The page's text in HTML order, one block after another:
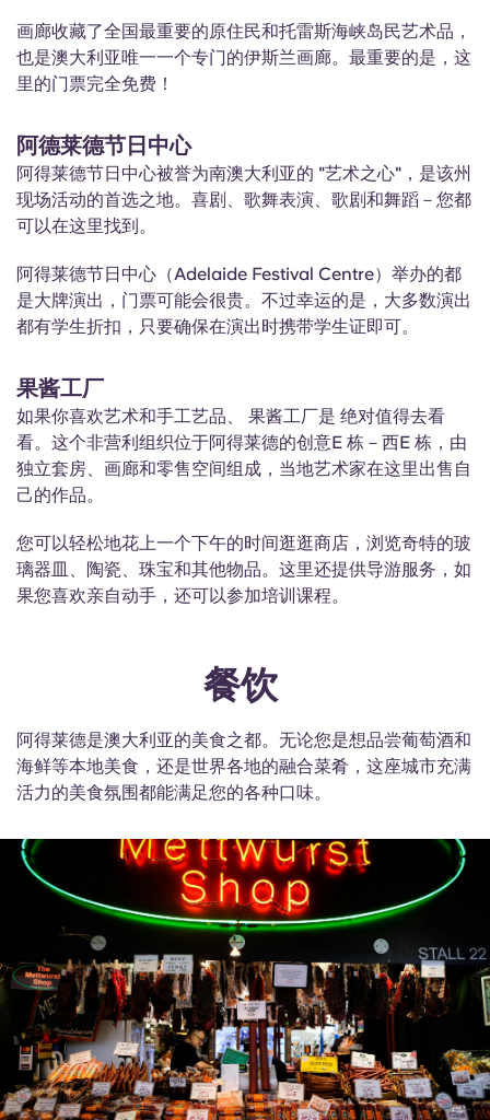
画廊收藏了全国最重要的原住民和托雷斯海峡岛民艺术品，
也是澳大利亚唯一一个专门的伊斯兰画廊。最重要的是，这
里的门票完全免费！
阿德莱德节日中心
阿得莱德节日中心被誉为南澳大利亚的 "艺术之心"，是该州
现场活动的首选之地。喜剧、歌舞表演、歌剧和舞蹈－您都
可以在这里找到。
阿得莱德节日中心（Adelaide Festival Centre）举办的都
是大牌演出，门票可能会很贵。不过幸运的是，大多数演出
都有学生折扣，只要确保在演出时携带学生证即可。
果酱工厂
如果你喜欢艺术和手工艺品、 果酱工厂是 绝对值得去看
看。这个非营利组织位于阿得莱德的创意E 栋－西E 栋，由
独立套房、画廊和零售空间组成，当地艺术家在这里出售自
己的作品。
您可以轻松地花上一个下午的时间逛逛商店，浏览奇特的玻
璃器皿、陶瓷、珠宝和其他物品。这里还提供导游服务，如
果您喜欢亲自动手，还可以参加培训课程。
餐饮
阿得莱德是澳大利亚的美食之都。无论您是想品尝葡萄酒和
海鲜等本地美食，还是世界各地的融合菜肴，这座城市充满
活力的美食氛围都能满足您的各种口味。